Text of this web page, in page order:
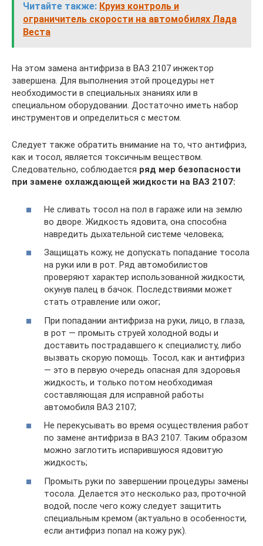
Читайте также: Круиз контроль и
ограничитель скорости на автомобилях Лада
Веста
На этом замена антифриза в ВАЗ 2107 инжектор
завершена. Для выполнения этой процедуры нет
необходимости в специальных знаниях или в
специальном оборудовании. Достаточно иметь набор
инструментов и определиться с местом.
Следует также обратить внимание на то, что антифриз,
как и тосол, является токсичным веществом.
Следовательно, соблюдается ряд мер безопасности
при замене охлаждающей жидкости на ВАЗ 2107:
Не сливать тосол на пол в гараже или на землю
во дворе. Жидкость ядовита, она способна
навредить дыхательной системе человека;
Защищать кожу, не допускать попадание тосола
на руки или в рот. Ряд автомобилистов
проверяют характер использованной жидкости,
окунув палец в бачок. Последствиями может
стать отравление или ожог;
При попадании антифриза на руки, лицо, в глаза,
в рот — промыть струей холодной воды и
доставить пострадавшего к специалисту, либо
вызвать скорую помощь. Тосол, как и антифриз
— это в первую очередь опасная для здоровья
жидкость, и только потом необходимая
составляющая для исправной работы
автомобиля ВАЗ 2107;
Не перекусывать во время осуществления работ
по замене антифриза в ВАЗ 2107. Таким образом
можно заглотить испарившуюся ядовитую
жидкость;
Промыть руки по завершении процедуры замены
тосола. Делается это несколько раз, проточной
водой, после чего кожу следует защитить
специальным кремом (актуально в особенности,
если антифриз попал на кожу рук).